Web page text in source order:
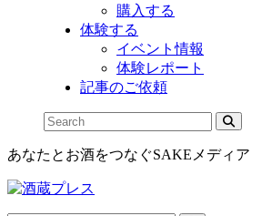
購入する
体験する
イベント情報
体験レポート
記事のご依頼
あなたとお酒をつなぐSAKEメディア